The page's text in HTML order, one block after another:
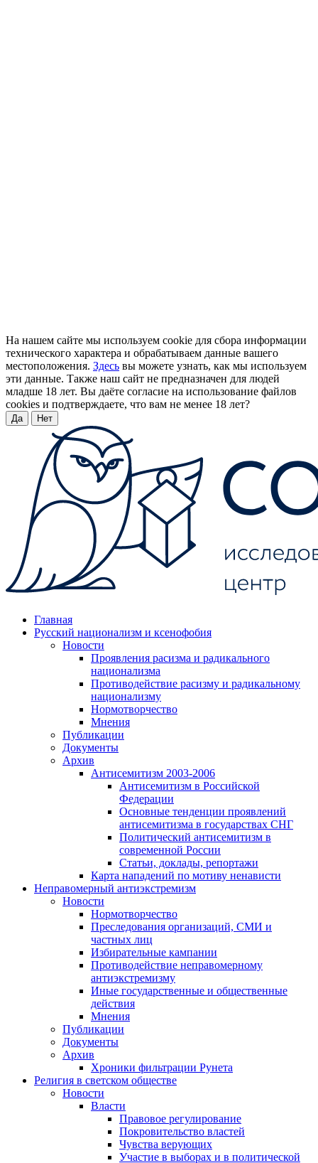
На нашем сайте мы используем cookie для сбора информации
технического характера и обрабатываем данные вашего
местоположения. Здесь вы можете узнать, как мы используем
эти данные. Также наш сайт не предназначен для людей
младше 18 лет. Вы даёте согласие на использование файлов
cookies и подтверждаете, что вам не менее 18 лет?
Да Нет
Главная
Русский национализм и ксенофобия
Новости
Проявления расизма и радикального
национализма
Противодействие расизму и радикальному
национализму
Нормотворчество
Мнения
Публикации
Документы
Архив
Антисемитизм 2003-2006
Антисемитизм в Российской
Федерации
Основные тенденции проявлений
антисемитизма в государствах СНГ
Политический антисемитизм в
современной России
Статьи, доклады, репортажи
Карта нападений по мотиву ненависти
Неправомерный антиэкстремизм
Новости
Нормотворчество
Преследования организаций, СМИ и
частных лиц
Избирательные кампании
Противодействие неправомерному
антиэкстремизму
Иные государственные и общественные
действия
Мнения
Публикации
Документы
Архив
Хроники фильтрации Рунета
Религия в светском обществе
Новости
Власти
Правовое регулирование
Покровительство властей
Чувства верующих
Участие в выборах и в политической